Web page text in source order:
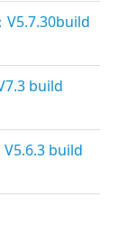
V5.7.30build
build
V5.6.3 build